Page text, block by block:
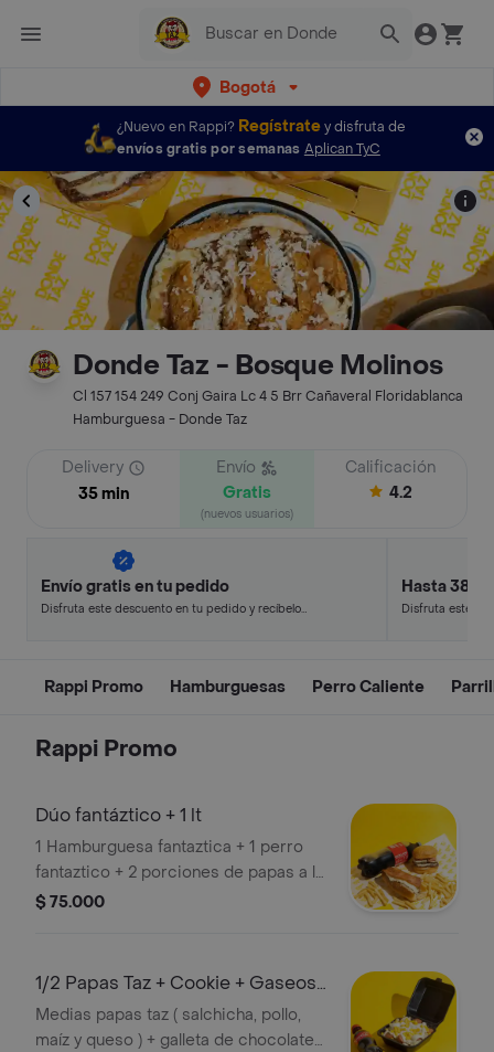
Bogotá
¿Nuevo en Rappi? Regístratey disfruta de
envíos gratis por semanas Aplican TyC
Donde Taz - Bosque Molinos
Cl 157 154 249 Conj Gaira Lc 4 5 Brr Cañaveral Floridablanca
Hamburguesa - Donde Taz
Delivery
35 min
Envío
Gratis
(nuevos usuarios)
Calificación
4.2
Envío gratis en tu pedido
Disfruta este descuento en tu pedido y recíbelo
Hasta 38%
Disfruta este
Rappi Promo Hamburguesas Perro Caliente
Rappi Promo
Dúo fantáztico + 1 lt
1 Hamburguesa fantaztica + 1 perro
fantaztico + 2 porciones de papas a la
francesa + coca-cola 1lt sabor
$ 75.000
1/2 Papas Taz + Cookie + Gaseosa
250 ml
Medias papas taz ( salchicha, pollo,
maíz y queso ) + galleta de chocolate